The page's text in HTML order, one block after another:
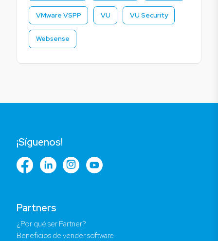
VMware VSPP VU VU Security
Websense
Partners
¿Por qué ser Partner?
Beneficios de vender software
¡Síguenos!